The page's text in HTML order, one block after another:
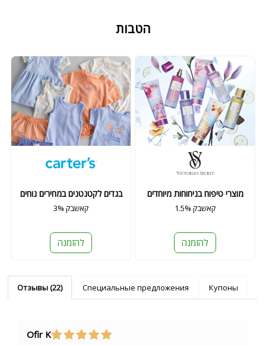
הטבות
בגדים לקטנטנים במחירים נוחים
3% קאשבק
להזמנה
מוצרי טיפוח בניחוחות מיוחדים
1.5% קאשבק
להזמנה
Отзывы (22) Специальные предложения Купоны
Ofir K